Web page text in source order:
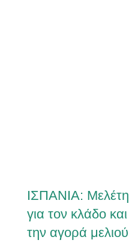
ΙΣΠΑΝΙΑ: Μελέτη
για τον κλάδο και
την αγορά μελιού